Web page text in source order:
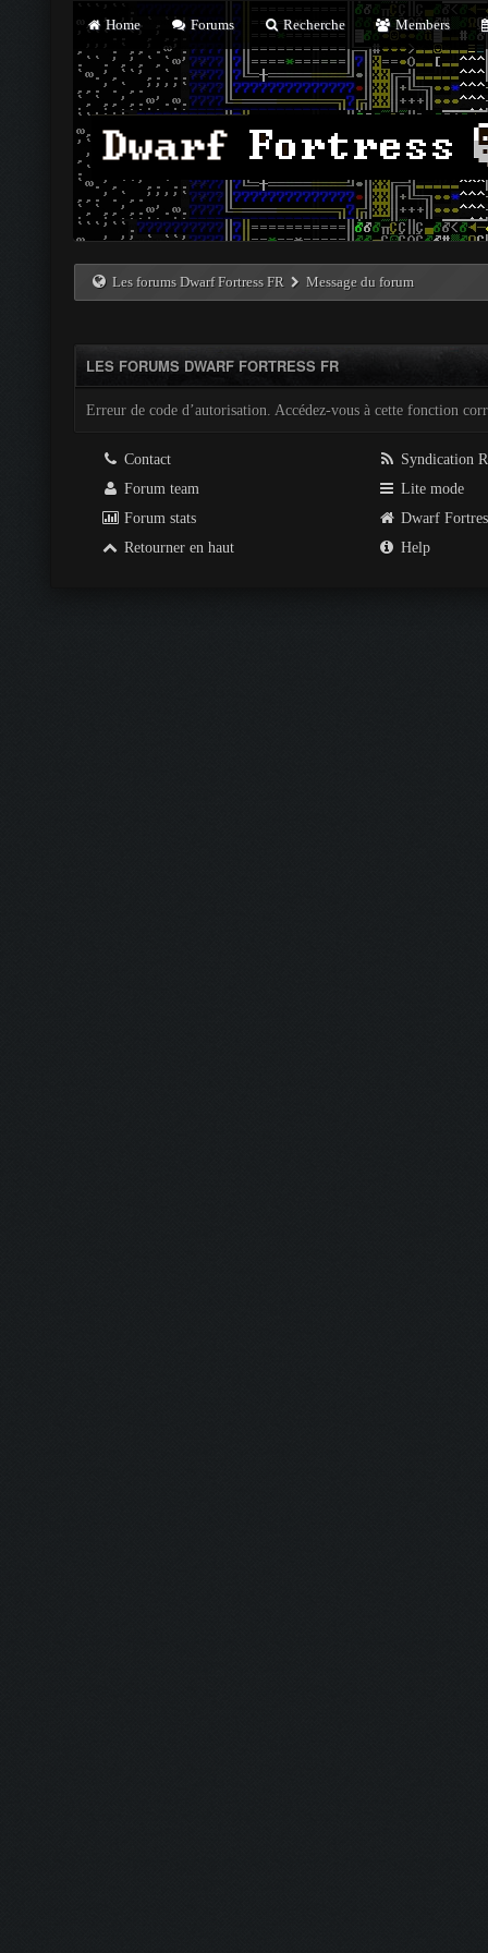
Home Forums Recherche Members
Les forums Dwarf Fortress FR Message du forum
LES FORUMS DWARF FORTRESS FR
Erreur de code d’autorisation. Accédez-vous à cette fonction
Contact
Forum team
Forum stats
Retourner en haut
Syndication
Lite mode
Dwarf
Help